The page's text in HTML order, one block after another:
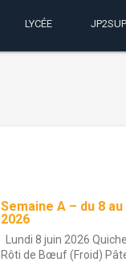
LYCÉE JP2SUP
Semaine A – du 8 au
2026
Lundi 8 juin 2026
Rôti de Bœuf (Froid)